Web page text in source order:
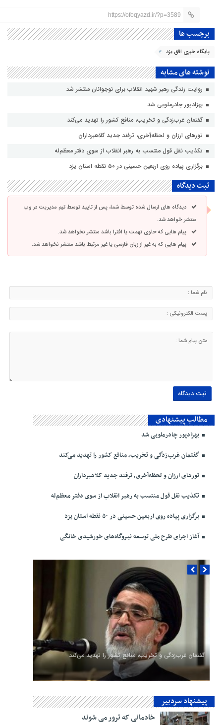
https://ofoqyazd.ir/?p=3589
برچسب ها
پایگاه خبری افق یزد
نوشته های مشابه
روایت زندگی رهبر شهید انقلاب برای نوجوانان منتشر شد
بهزادپور چادرملویی شد
گفتمان غرب‌زدگی و تخریب، منافع کشور را تهدید می‌کند
تورهای ارزان و لحظه‌آخری، ترفند جدید کلاهبرداران
تکذیب نقل قول منتسب به رهبر انقلاب از سوی دفتر معظم‌له
برگزاری پیاده روی اربعین حسینی در ۵۰ نقطه استان یزد
ثبت دیدگاه
دیدگاه های ارسال شده توسط شما، پس از تایید توسط تیم مدیریت در وب
منتشر خواهد شد.
پیام هایی که حاوی تهمت یا افترا باشد منتشر نخواهد شد.
پیام هایی که به غیر از زبان فارسی یا غیر مرتبط باشد منتشر نخواهد شد.
مطالب پیشنهادی
بهزادپور چادرملویی شد
گفتمان غرب‌زدگی و تخریب، منافع کشور را تهدید می‌کند
تورهای ارزان و لحظه‌آخری، ترفند جدید کلاهبرداران
تکذیب نقل قول منتسب به رهبر انقلاب از سوی دفتر معظم‌له
برگزاری پیاده روی اربعین حسینی در ۵۰ نقطه استان یزد
آغاز اجرای طرح ملی توسعه نیروگاه‌های خورشیدی خانگی
گفتمان غرب‌زدگی و تخریب، منافع کشور را تهدید می‌کند
پیشنهاد سردبیر
خادمانی که ترور می شوند